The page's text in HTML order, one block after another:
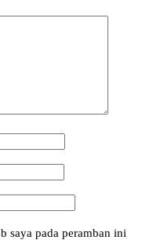
saya pada peramban ini